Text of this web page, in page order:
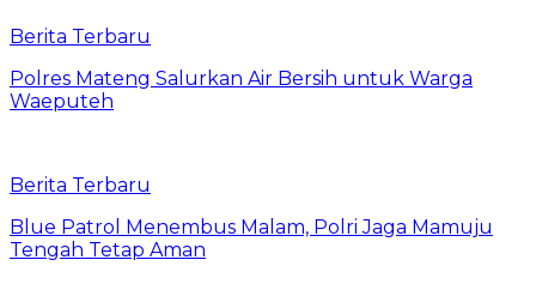
Berita Terbaru
Polres Mateng Salurkan Air Bersih untuk Warga
Waeputeh
Berita Terbaru
Blue Patrol Menembus Malam, Polri Jaga Mamuju
Tengah Tetap Aman